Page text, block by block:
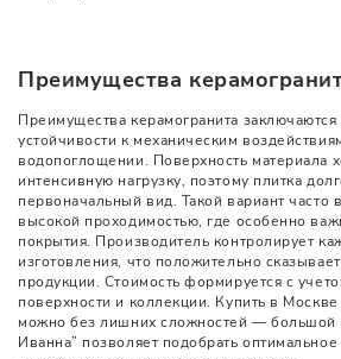
Преимущества
Преимущества керамогранита
устойчивости к механическим
водопоглощении. Поверхность материала
интенсивную нагрузку, поэтому плитка
первоначальный вид. Такой вариант часто
высокой проходимостью, где особенно
покрытия. Производитель контролирует
изготовления, что положительно
продукции. Стоимость формируется с
поверхности и коллекции. Купить в
можно без лишних сложностей — большой
Иванна” позволяет подобрать